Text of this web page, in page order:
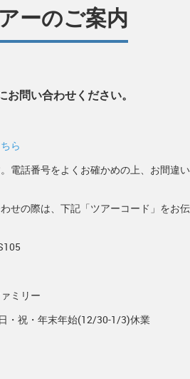
ーのご案内
問い合わせください。
ら
電話番号をよくお確かめの上、お間違い
せの際は、下記「ツアーコード」をお伝
ミリー
・祝・年末年始(12/30-1/3)休業